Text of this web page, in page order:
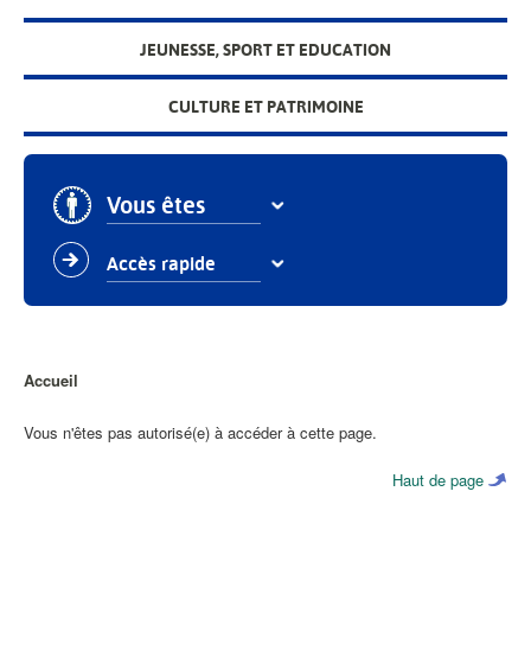
JEUNESSE, SPORT ET EDUCATION
CULTURE ET PATRIMOINE
Vous êtes
Accès rapide
Fil
d'Ariane
Accueil
Vous n'êtes pas autorisé(e) à accéder à cette page.
Haut de page